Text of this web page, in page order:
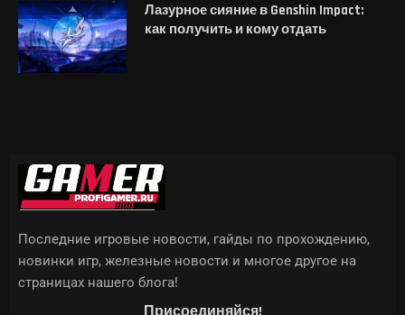
Лазурное сияние в Genshin Impact:
как получить и кому отдать
Последние игровые новости, гайды по прохождению,
новинки игр, железные новости и многое другое на
страницах нашего блога!